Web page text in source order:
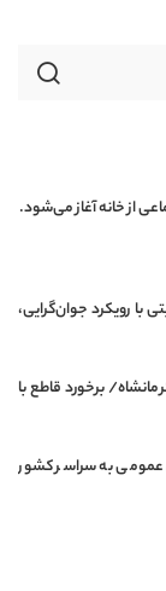
از خانه آغاز می‌شود.
با رویکرد جوان‌گرایی،
کرمانشاه/ برخورد قاطع با
نقل عمومی به سراسر کشور